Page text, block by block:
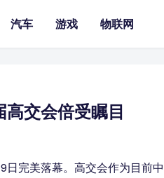
汽车 游戏 物联网
交会倍受瞩目
日完美落幕。高交会作为目前